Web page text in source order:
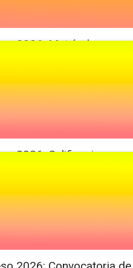
2026: Matrícula
Restauración
2026: Calificaciones
Restauración